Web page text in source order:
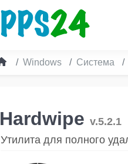
Windows Система
Hardwipe v.5.2.1
Утилита для полного